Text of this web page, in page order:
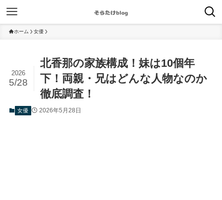
ホーム 女優
北香那の家族構成！妹は10個年
下！両親・兄はどんな人物なのか
徹底調査！
2026
5/28
女優 2026年5月28日